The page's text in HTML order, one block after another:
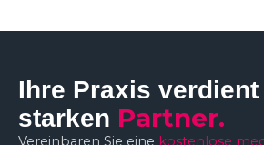
Ihre Praxis verdient
starken Partner.
Vereinbaren Sie eine kostenlose